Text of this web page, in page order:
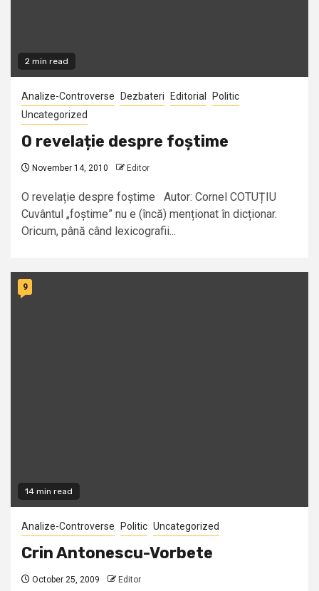
2 min read
Analize-Controverse Dezbateri Editorial
Politic
Uncategorized
O revelație despre foștime
November 14, 2010 Editor
O revelație despre foștime Autor: Cornel COTUȚIU
Cuvântul „foștime” nu e (încă) menționat în dicționar.
Oricum, până când lexicografii...
14 min read
9
Analize-Controverse Politic Uncategorized
Crin Antonescu-Vorbete
October 25, 2009 Editor